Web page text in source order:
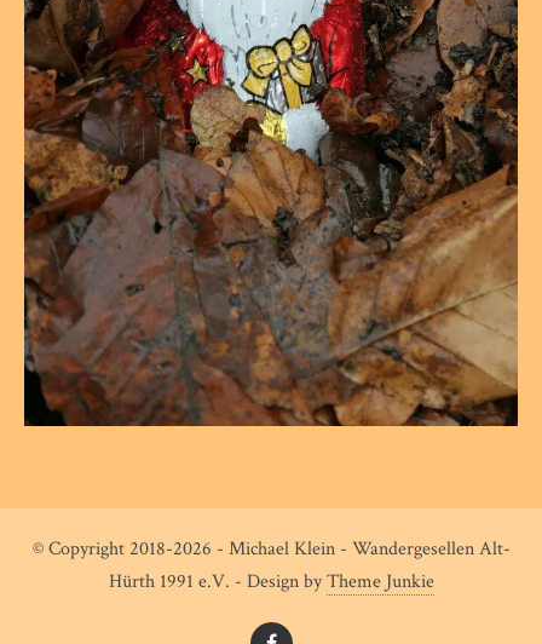
© Copyright 2018-2026 - Michael Klein - Wandergesellen Alt-
Hürth 1991 e.V. - Design byTheme Junkie